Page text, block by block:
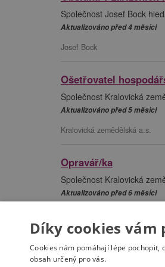
Společnost Josef Bock
Aktualizováno před 4 měsíci
Josef Bock
Ošetřovatel
Společnost Kralovická
Aktualizováno před 5 měsíci
Kralovická zemědělská a.s.
Opravář/ka
Společnost Kralovická
Aktualizováno před 6 měsíci
Zobrazuji 1 - 9 z 9
Díky cookies
Cookies nám pomáhají lépe pochopit,
obsah určený pro vás.